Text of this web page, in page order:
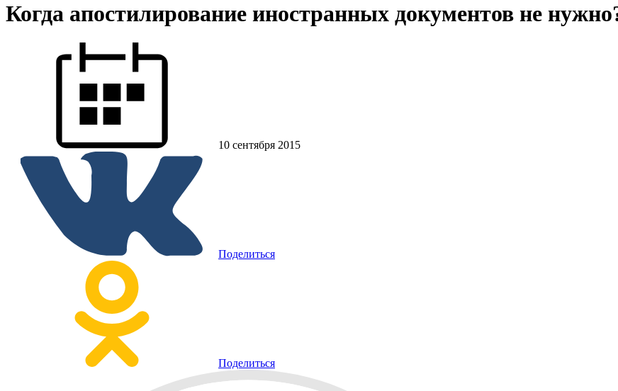
Когда апостилирование иностранных документов не
10 сентября 2015
Поделиться
Поделиться